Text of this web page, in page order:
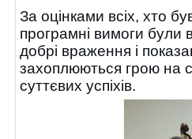
За оцінками всіх, хто
програмні вимоги були
добрі враження і
захоплюються грою на
суттєвих успіхів.